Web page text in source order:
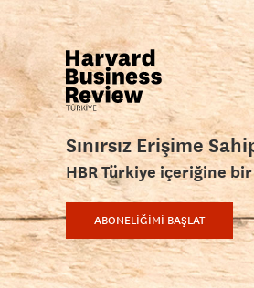
Sınırsız Erişime
HBR Türkiye içeriğine
ABONELİĞİMİ BAŞLAT